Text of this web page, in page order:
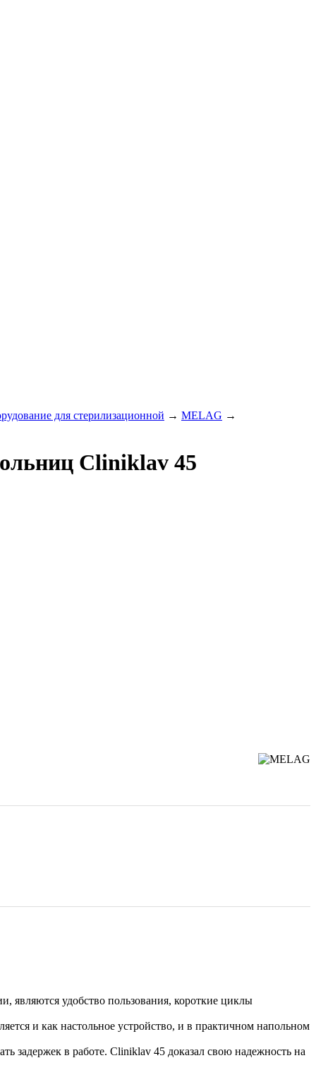
для стерилизационной → MELAG →
Cliniklav 45
являются удобство пользования, короткие циклы
и как настольное устройство, и в практичном напольном
задержек в работе. Cliniklav 45 доказал свою надежность на